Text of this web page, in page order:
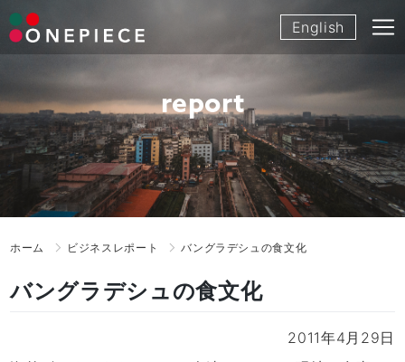
Skip
to
English
report
ホーム ビジネスレポート バングラデシュの食文化
バングラデシュの食文化
2011年4月29日